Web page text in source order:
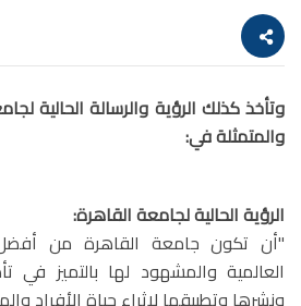
وتأخذ كذلك الرؤية والرسالة الحالية
والمتمثلة في:
الرؤية الحالية لجامعة القاهرة:
"أن تكون جامعة القاهرة من أفضل
العالمية والمشهود لها بالتميز في
ونشرها وتطبيقها لإثراء حياة الأفراد